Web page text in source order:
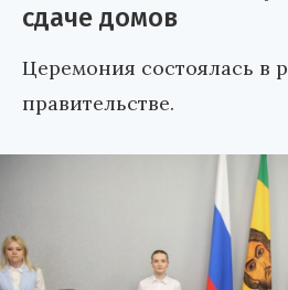
сдаче домов
Церемония состоялась в
правительстве.